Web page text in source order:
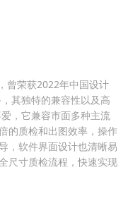
曾荣获2022年中国设计
其独特的兼容性以及高
，它兼容市面多种主流
的质检和出图效率，操作
，软件界面设计也清晰易
尺寸质检流程，快速实现